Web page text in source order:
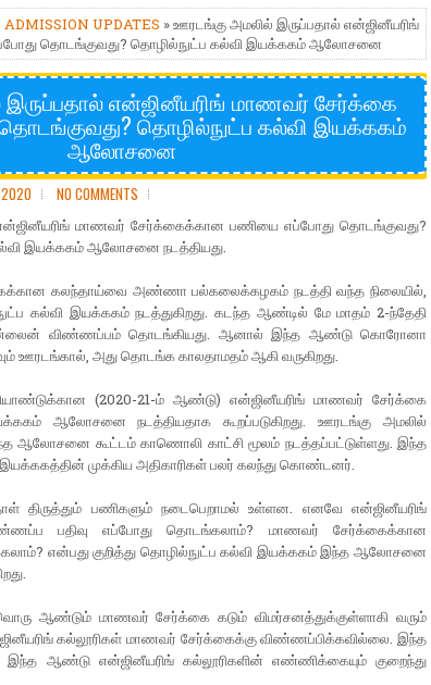
ADMISSION UPDATES » ஊரடங்கு அமலில் இருப்பதால் என்ஜினீயரிங்
தொடங்குவது? தொழில்நுட்ப கல்வி இயக்ககம் ஆலோசனை
என்ஜினீயரிங் மாணவர் சேர்க்கை
தொழில்நுட்ப கல்வி இயக்ககம்
ஆலோசனை
2020 NO COMMENTS
மாணவர் சேர்க்கைக்கான பணியை எப்போது தொடங்குவது?
இயக்ககம் ஆலோசனை நடத்தியது.
கலந்தாய்வை அண்ணா பல்கலைக்கழகம் நடத்தி வந்த நிலையில்,
கல்வி இயக்ககம் நடத்துகிறது. கடந்த ஆண்டில் மே மாதம் 2-ந்தேதி
விண்ணப்பம் தொடங்கியது. ஆனால் இந்த ஆண்டு கொரோனா
ஊரடங்கால், அது தொடங்க காலதாமதம் ஆகி வருகிறது.
(2020-21-ம் ஆண்டு) என்ஜினீயரிங் மாணவர் சேர்க்கை
ஆலோசனை நடத்தியதாக கூறப்படுகிறது. ஊரடங்கு அமலில்
ஆலோசனை கூட்டம் காணொலி காட்சி மூலம் நடத்தப்பட்டுள்ளது. இந்த
முக்கிய அதிகாரிகள் பலர் கலந்து கொண்டனர்.
திருத்தும் பணிகளும் நடைபெறாமல் உள்ளன. எனவே என்ஜினீயரிங்
பதிவு எப்போது தொடங்கலாம்? மாணவர் சேர்க்கைக்கான
என்பது குறித்து தொழில்நுட்ப கல்வி இயக்ககம் இந்த ஆலோசனை
ஆண்டும் மாணவர் சேர்க்கை கடும் விமர்சனத்துக்குள்ளாகி வரும்
கல்லூரிகள் மாணவர் சேர்க்கைக்கு விண்ணப்பிக்கவில்லை. இந்த
ஆண்டு என்ஜினீயரிங் கல்லூரிகளின் எண்ணிக்கையும் குறைந்து